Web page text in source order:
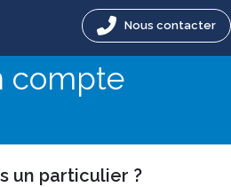
Nous contacter
compte
un particulier ?